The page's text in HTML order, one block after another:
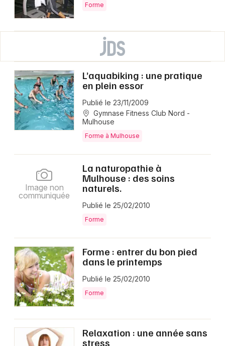
Forme
L’aquabiking : une pratique
en plein essor
Publié le 23/11/2009
Gymnase Fitness Club Nord -
Mulhouse
Forme à Mulhouse
La naturopathie à
Mulhouse : des soins
naturels.
Publié le 25/02/2010
Forme
Image non
communiquée
Forme : entrer du bon pied
dans le printemps
Publié le 25/02/2010
Forme
Relaxation : une année sans
stress